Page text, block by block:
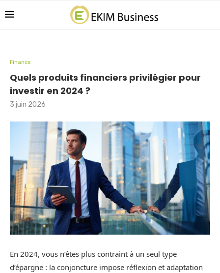
Finance
Quels produits financiers privilégier pour
investir en 2024 ?
3 juin 2026
En 2024, vous n’êtes plus contraint à un seul type
d’épargne : la conjoncture impose réflexion et adaptation